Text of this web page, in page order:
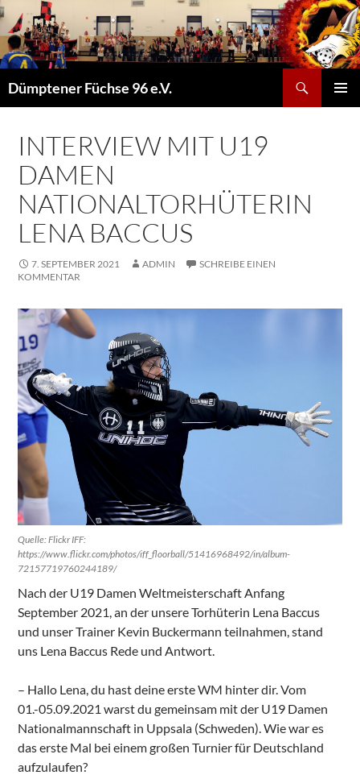
Dümptener Füchse 96 e.V.
SPRINGEN
INTERVIEW MIT U19
DAMEN
NATIONALTORHÜTERIN
LENA BACCUS
7. SEPTEMBER 2021 ADMIN
SCHREIBE EINEN
KOMMENTAR
Quelle: Flickr IFF:
https://www.flickr.com/photos/iff_floorball/51416968492/in/album-
72157719760244189/
Nach der U19 Damen Weltmeisterschaft Anfang
September 2021, an der unsere Torhüterin Lena Baccus
und unser Trainer Kevin Buckermann teilnahmen, stand
uns Lena Baccus Rede und Antwort.
– Hallo Lena, du hast deine erste WM hinter dir. Vom
01.-05.09.2021 warst du gemeinsam mit der U19 Damen
Nationalmannschaft in Uppsala (Schweden). Wie war es
das erste Mal bei einem großen Turnier für Deutschland
aufzulaufen?